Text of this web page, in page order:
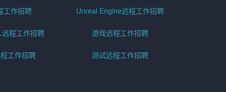
工作招聘 Unreal Engine远程工作招聘
程工作招聘 游戏远程工作招聘
工作招聘 测试远程工作招聘